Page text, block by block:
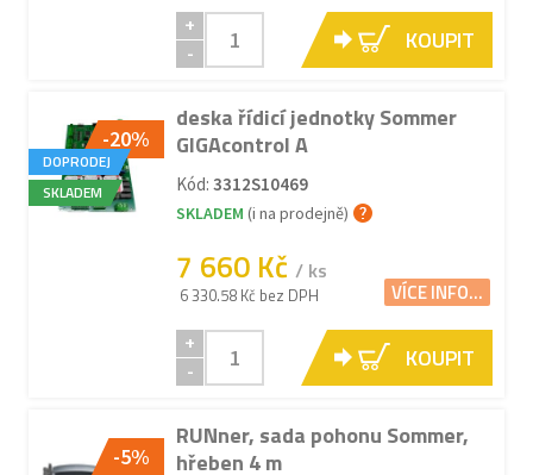
+
-
KOUPIT
-20%
DOPRODEJ
SKLADEM
deska řídicí jednotky Sommer
GIGAcontrol A
Kód: 3312S10469
SKLADEM (i na prodejně)
7 660 Kč / ks
6 330.58 Kč bez DPH VÍCE INFO...
+
-
KOUPIT
-5%
RUNner, sada pohonu Sommer,
hřeben 4 m